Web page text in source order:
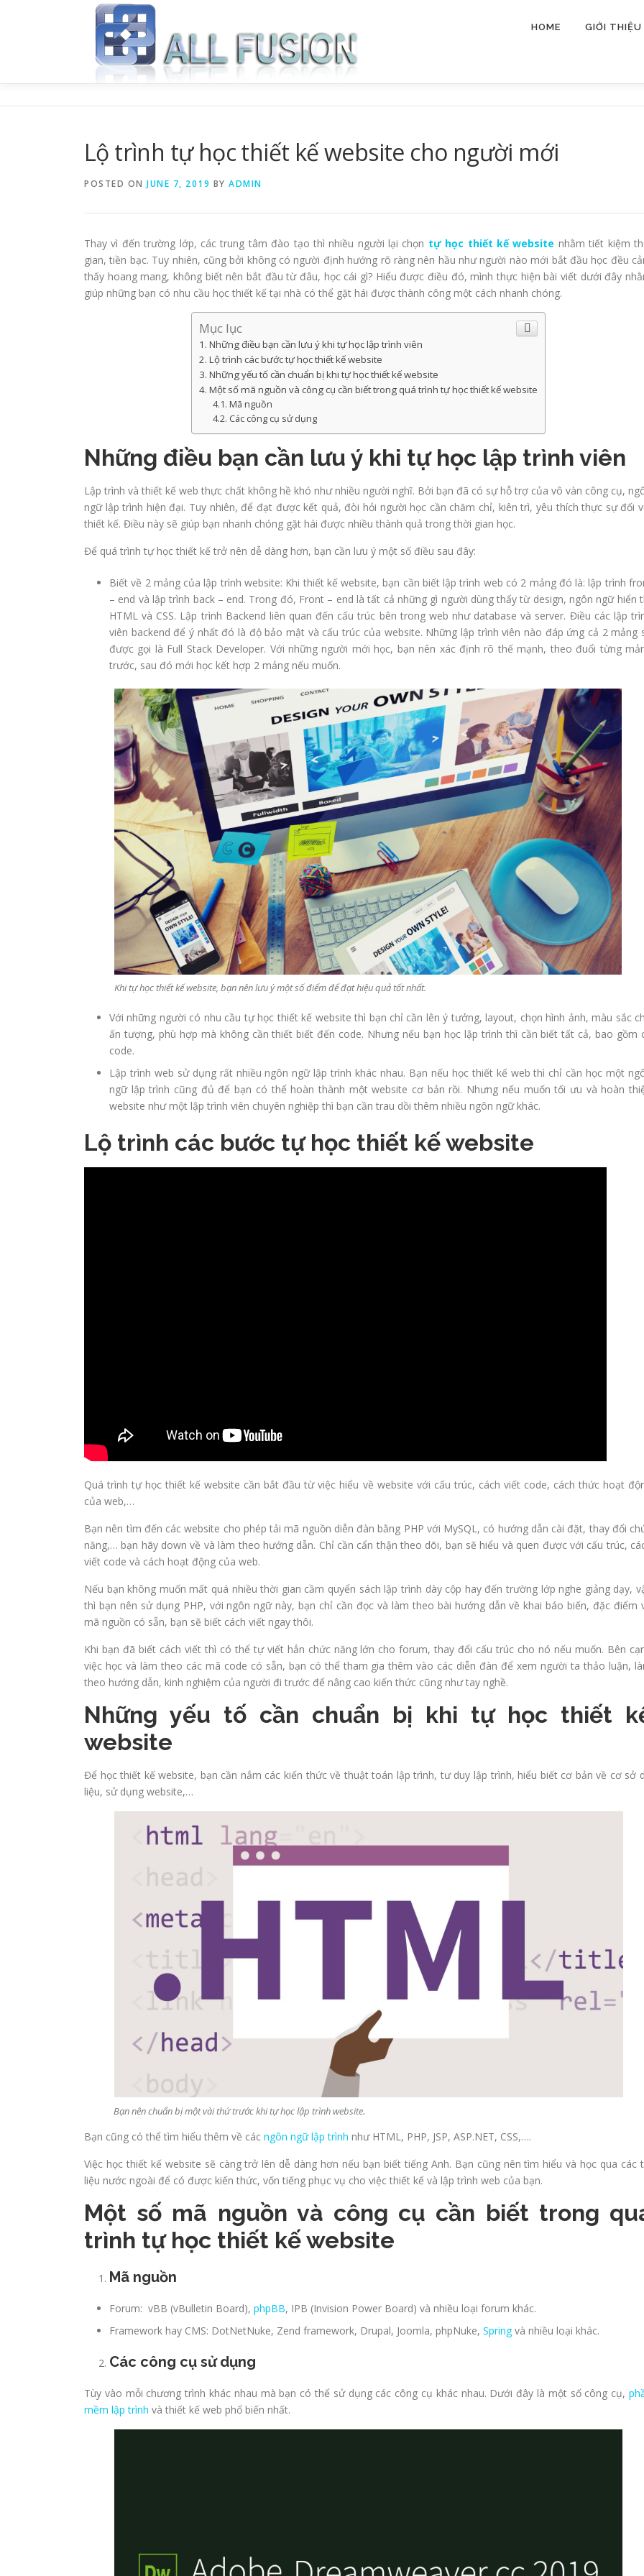
HOME GIỚI THIỆU
Lộ trình tự học thiết kế website cho người mới
POSTED ON JUNE 7, 2019 BY ADMIN
Thay vì đến trường lớp, các trung tâm đào tạo thì nhiều người lại chọn tự học thiết kế website nhằm tiết kiệm
gian, tiền bạc. Tuy nhiên, cũng bởi không có người định hướng rõ ràng nên hầu như người nào mới bắt đầu học đều
thấy hoang mang, không biết nên bắt đầu từ đâu, học cái gì? Hiểu được điều đó, mình thực hiện bài viết dưới đây
giúp những bạn có nhu cầu học thiết kế tại nhà có thể gặt hái được thành công một cách nhanh chóng.
Mục lục
Những điều bạn cần lưu ý khi tự học lập trình viên
Lộ trình các bước tự học thiết kế website
Những yếu tố cần chuẩn bị khi tự học thiết kế website
Một số mã nguồn và công cụ cần biết trong quá trình tự học thiết kế website
Mã nguồn
Các công cụ sử dụng
Những điều bạn cần lưu ý khi tự học lập trình viên
Lập trình và thiết kế web thực chất không hề khó như nhiều người nghĩ. Bởi bạn đã có sự hỗ trợ của vô vàn công cụ,
ngữ lập trình hiện đại. Tuy nhiên, để đạt được kết quả, đòi hỏi người học cần chăm chỉ, kiên trì, yêu thích thực sự đối
thiết kế. Điều này sẽ giúp bạn nhanh chóng gặt hái được nhiều thành quả trong thời gian học.
Để quá trình tự học thiết kế trở nên dễ dàng hơn, bạn cần lưu ý một số điều sau đây:
Biết về 2 mảng của lập trình website: Khi thiết kế website, bạn cần biết lập trình web có 2 mảng đó là: lập trình
– end và lập trình back – end. Trong đó, Front – end là tất cả những gì người dùng thấy từ design, ngôn ngữ hiển
HTML và CSS. Lập trình Backend liên quan đến cấu trúc bên trong web như database và server. Điều các lập
viên backend để ý nhất đó là độ bảo mật và cấu trúc của website. Những lập trình viên nào đáp ứng cả 2 mảng
được gọi là Full Stack Developer. Với những người mới học, bạn nên xác định rõ thế mạnh, theo đuổi từng
trước, sau đó mới học kết hợp 2 mảng nếu muốn.
Khi tự học thiết kế website, bạn nên lưu ý một số điểm để đạt hiệu quả tốt nhất.
Với những người có nhu cầu tự học thiết kế website thì bạn chỉ cần lên ý tưởng, layout, chọn hình ảnh, màu sắc
ấn tượng, phù hợp mà không cần thiết biết đến code. Nhưng nếu bạn học lập trình thì cần biết tất cả, bao gồm
code.
Lập trình web sử dụng rất nhiều ngôn ngữ lập trình khác nhau. Bạn nếu học thiết kế web thì chỉ cần học một
ngữ lập trình cũng đủ để bạn có thể hoàn thành một website cơ bản rồi. Nhưng nếu muốn tối ưu và hoàn
website như một lập trình viên chuyên nghiệp thì bạn cần trau dồi thêm nhiều ngôn ngữ khác.
Lộ trình các bước tự học thiết kế website
Quá trình tự học thiết kế website cần bắt đầu từ việc hiểu về website với cấu trúc, cách viết code, cách thức hoạt
của web,…
Bạn nên tìm đến các website cho phép tải mã nguồn diễn đàn bằng PHP với MySQL, có hướng dẫn cài đặt, thay đổi
năng,… bạn hãy down về và làm theo hướng dẫn. Chỉ cần cẩn thận theo dõi, bạn sẽ hiểu và quen được với cấu trúc,
viết code và cách hoạt động của web.
Nếu bạn không muốn mất quá nhiều thời gian cầm quyển sách lập trình dày cộp hay đến trường lớp nghe giảng dạy,
thì bạn nên sử dụng PHP, với ngôn ngữ này, bạn chỉ cần đọc và làm theo bài hướng dẫn về khai báo biến, đặc điểm
mã nguồn có sẵn, bạn sẽ biết cách viết ngay thôi.
Khi bạn đã biết cách viết thì có thể tự viết hẳn chức năng lớn cho forum, thay đổi cấu trúc cho nó nếu muốn. Bên
việc học và làm theo các mã code có sẵn, bạn có thể tham gia thêm vào các diễn đàn để xem người ta thảo luận,
theo hướng dẫn, kinh nghiệm của người đi trước để nâng cao kiến thức cũng như tay nghề.
Những yếu tố cần chuẩn bị khi tự học thiết
website
Để học thiết kế website, bạn cần nắm các kiến thức về thuật toán lập trình, tư duy lập trình, hiểu biết cơ bản về cơ sở
liệu, sử dụng website,…
Bạn nên chuẩn bị một vài thứ trước khi tự học lập trình website.
Bạn cũng có thể tìm hiểu thêm về các ngôn ngữ lập trình như HTML, PHP, JSP, ASP.NET, CSS,….
Việc học thiết kế website sẽ càng trở lên dễ dàng hơn nếu bạn biết tiếng Anh. Bạn cũng nên tìm hiểu và học qua các
liệu nước ngoài để có được kiến thức, vốn tiếng phục vụ cho việc thiết kế và lập trình web của bạn.
Một số mã nguồn và công cụ cần biết trong
trình tự học thiết kế website
Mã nguồn
Forum: vBB (vBulletin Board), phpBB, IPB (Invision Power Board) và nhiều loại forum khác.
Framework hay CMS: DotNetNuke, Zend framework, Drupal, Joomla, phpNuke, Springvà nhiều loại khác.
Các công cụ sử dụng
Tùy vào mỗi chương trình khác nhau mà bạn có thể sử dụng các công cụ khác nhau. Dưới đây là một số công cụ,
mềm lập trình và thiết kế web phổ biến nhất.